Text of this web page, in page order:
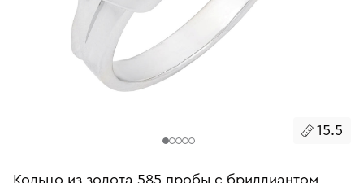
15.5
Кольцо из золота 585 пробы с бриллиантом